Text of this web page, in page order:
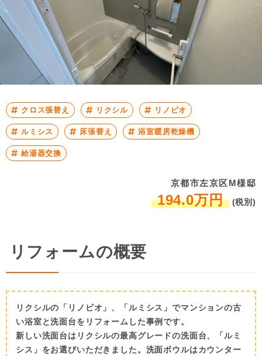
クロス張替え リクシル リノビオ
ルミシス 床張替え 浴室暖房乾燥機
給湯器交換
京都市左京区M様邸
194.0万円 (税別)
リフォームの概要
リクシルの「リノビオ」、「ルミシス」でマンションの古
い浴室と洗面台をリフォームした事例です。
新しい洗面台はリクシルの最高グレードの洗面台、「ルミ
シス」をお選びいただきました。洗面ボウルはカウンター